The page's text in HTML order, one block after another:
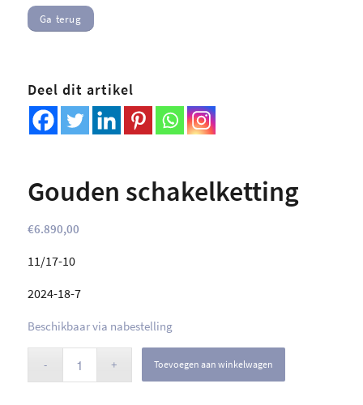
Ga terug
Deel dit artikel
Gouden schakelketting
€6.890,00
11/17-10
2024-18-7
Beschikbaar via nabestelling
Toevoegen aan winkelwagen